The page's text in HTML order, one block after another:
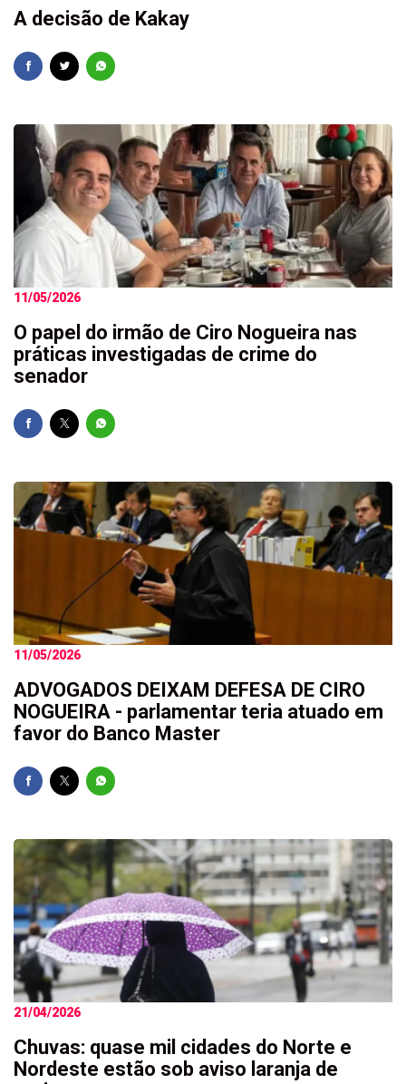
A decisão de Kakay
11/05/2026
O papel do irmão de Ciro Nogueira nas
práticas investigadas de crime do
senador
11/05/2026
ADVOGADOS DEIXAM DEFESA DE CIRO
NOGUEIRA - parlamentar teria atuado em
favor do Banco Master
21/04/2026
Chuvas: quase mil cidades do Norte e
Nordeste estão sob aviso laranja de